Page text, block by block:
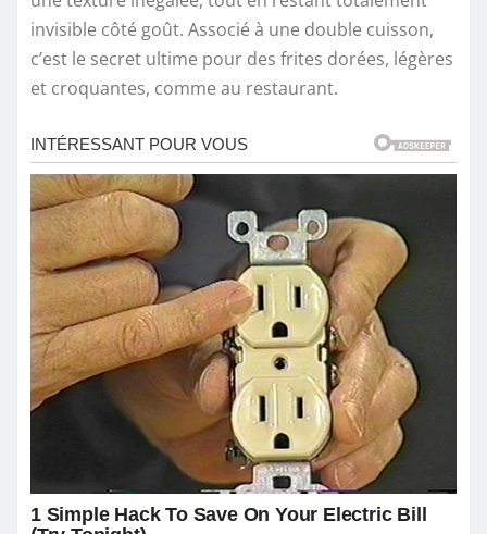
invisible côté goût. Associé à une double cuisson,
c’est le secret ultime pour des frites dorées, légères
et croquantes, comme au restaurant.